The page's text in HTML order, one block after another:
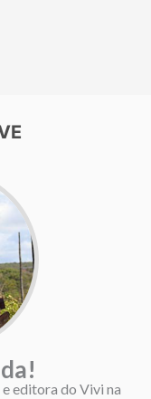
editora do Vivi na